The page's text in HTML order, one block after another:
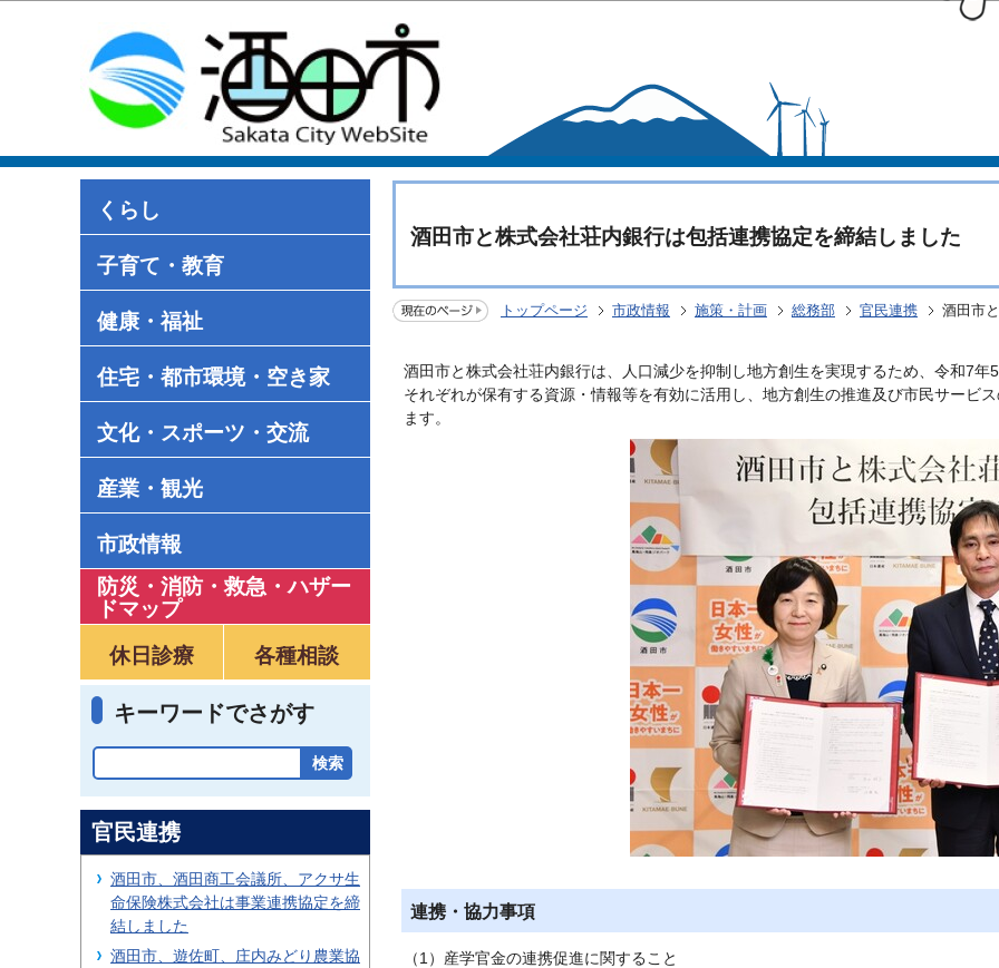
くらし
子育て・教育
健康・福祉
住宅・都市環境・空き家
文化・スポーツ・交流
産業・観光
市政情報
防災・消防・救急 ・ハザー
ドマップ
休日診療
各種相談
キーワードでさがす
酒田市と株式会社荘内銀行は包括連携協定を締結しました
トップページ 市政情報 施策・計画 総務部 官民連携 酒田市
酒田市と株式会社荘内銀行は、人口減少を抑制し地方創生を実現するため、令和7年
それぞれが保有する資源・情報等を有効に活用し、地方創生の推進及び市民サービ
ます。
連携・協力事項
（1）産学官金の連携促進に関すること
官民連携
酒田市、酒田商工会議所、アクサ生
命保険株式会社は事業連携協定を締
結しました
酒田市、遊佐町、庄内みどり農業協